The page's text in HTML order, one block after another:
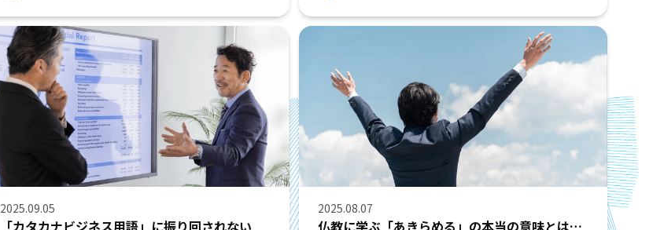
2025.09.05
「カタカナビジネス用語」に振り回されない
2025.08.07
仏教に学ぶ「あきらめる」の本当の意味とは…